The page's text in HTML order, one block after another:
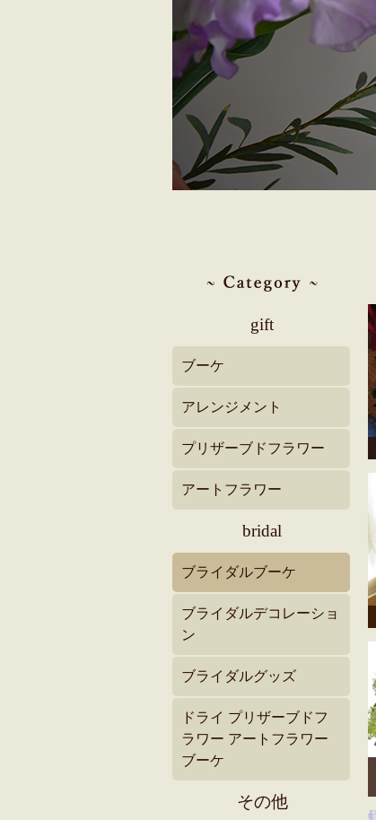
gift
ブーケ
アレンジメント
プリザーブドフラワー
アートフラワー
bridal
ブライダルブーケ
ブライダルデコレーショ
ン
ブライダルグッズ
ドライ プリザーブドフ
ラワー アートフラワー
ブーケ
その他